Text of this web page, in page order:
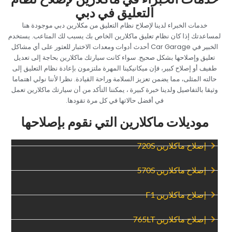
‏موديلات ماكلارين التي نقوم بإصلاحها‏
‏إصلاح ماكلارين 720S‏
‏إصلاح ماكلارين 570S‏
‏إصلاح ماكلارين F1‏
‏إصلاح ماكلارين 765LT‏
التعليق في دبي‏
‏خدمات الخبراء لدينا لإصلاح نظام التعليق من مكلارين دبي موجودة هنا
لمساعدتك إذا كان نظام تعليق ماكلارين الخاص بك يسبب لك المتاعب. يستخدم
الخبير في Car Garage أحدث أدوات ومعدات الاختبار للعثور على أي مشاكل
تعليق وإصلاحها بشكل صحيح. سواء كانت سيارتك ماكلارين بحاجة إلى تعديل
طفيف أو إصلاح كبير، فإن ميكانيكينا المهرة ملتزمون بإعادة نظام التعليق إلى
حالته المثلى، مما يضمن تعزيز السلامة وراحة القيادة. نظرا لأننا نولي اهتماما
وثيقا بالتفاصيل ولدينا خبرة كبيرة ، يمكننا التأكد من أن سيارتك ماكلارين تعمل
في أفضل حالاتها في كل مرة تقودها.‏